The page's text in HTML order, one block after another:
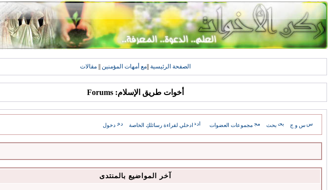
الصفحة الرئيسية مع أمهات المؤمنين مقالات
أخوات طريق الإسلام: Forums
س و ج بحث مجموعات العضوات ادخلي لقراءة رسائلكِ الخاصة دخول
آخر المواضيع بالمنتدى